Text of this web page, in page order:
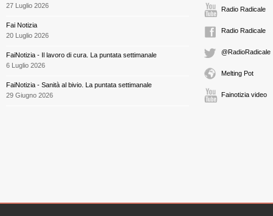
27 Luglio 2026
Fai Notizia
20 Luglio 2026
FaiNotizia - Il lavoro di cura. La puntata settimanale
6 Luglio 2026
FaiNotizia - Sanità al bivio. La puntata settimanale
29 Giugno 2026
Radio Radicale
Radio Radicale
@RadioRadicale
Melting Pot
Fainotizia video